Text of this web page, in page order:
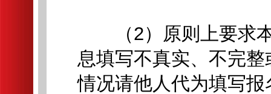
（2）原则上要求本
息填写不真实、不完
情况请他人代为填写